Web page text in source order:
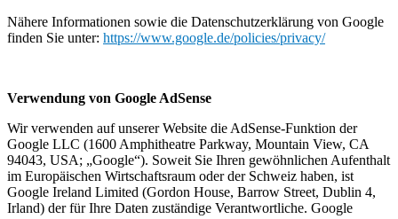
Nähere Informationen sowie die Datenschutzerklärung von Google
finden Sie unter: https://www.google.de/policies/privacy/
Verwendung von Google AdSense
Wir verwenden auf unserer Website die AdSense-Funktion der
Google LLC (1600 Amphitheatre Parkway, Mountain View, CA
94043, USA; „Google“). Soweit Sie Ihren gewöhnlichen Aufenthalt
im Europäischen Wirtschaftsraum oder der Schweiz haben, ist
Google Ireland Limited (Gordon House, Barrow Street, Dublin 4,
Irland) der für Ihre Daten zuständige Verantwortliche. Google